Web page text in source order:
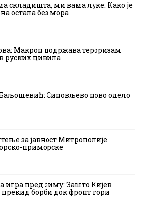
складишта, ми вама луке: Како је
остала без мора
Макрон подржава тероризам
руских цивила
Синовљево ново одело
за јавност Митрополије
приморске
игра пред зиму: Зашто Кијев
борби док фронт гори